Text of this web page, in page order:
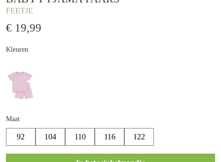
FEETJE
€ 19,99
Kleuren
Maat
92 104 110 116 122